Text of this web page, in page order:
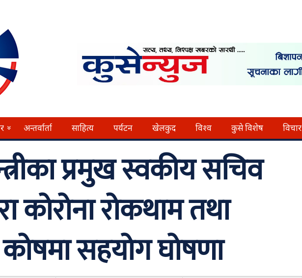
» अन्तर्वार्ता साहित्य पर्यटन खेलकुद विश्व कुसे विशेष विचार
प्रमुख स्वकीय सचिव
कोरोना रोकथाम तथा
सहयोग घोषणा